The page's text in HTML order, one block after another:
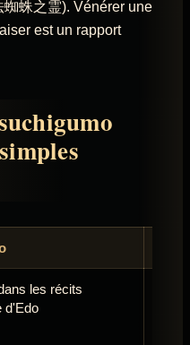
蛛之霊). Vénérer une
est un rapport
les récits
d'Edo